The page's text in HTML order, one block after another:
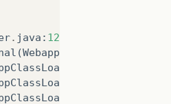
. java : 124
(WebappClassLoader